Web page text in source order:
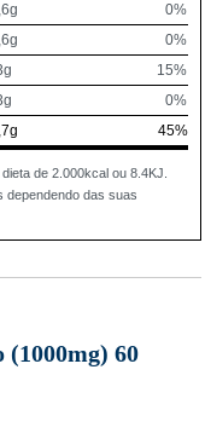
0%
0%
15%
0%
45%
de 2.000kcal ou 8.4KJ.
dependendo das suas
(1000mg) 60